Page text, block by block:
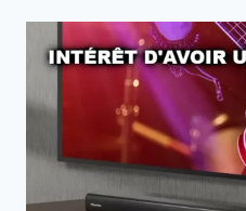
À
COURTE
FOCALE